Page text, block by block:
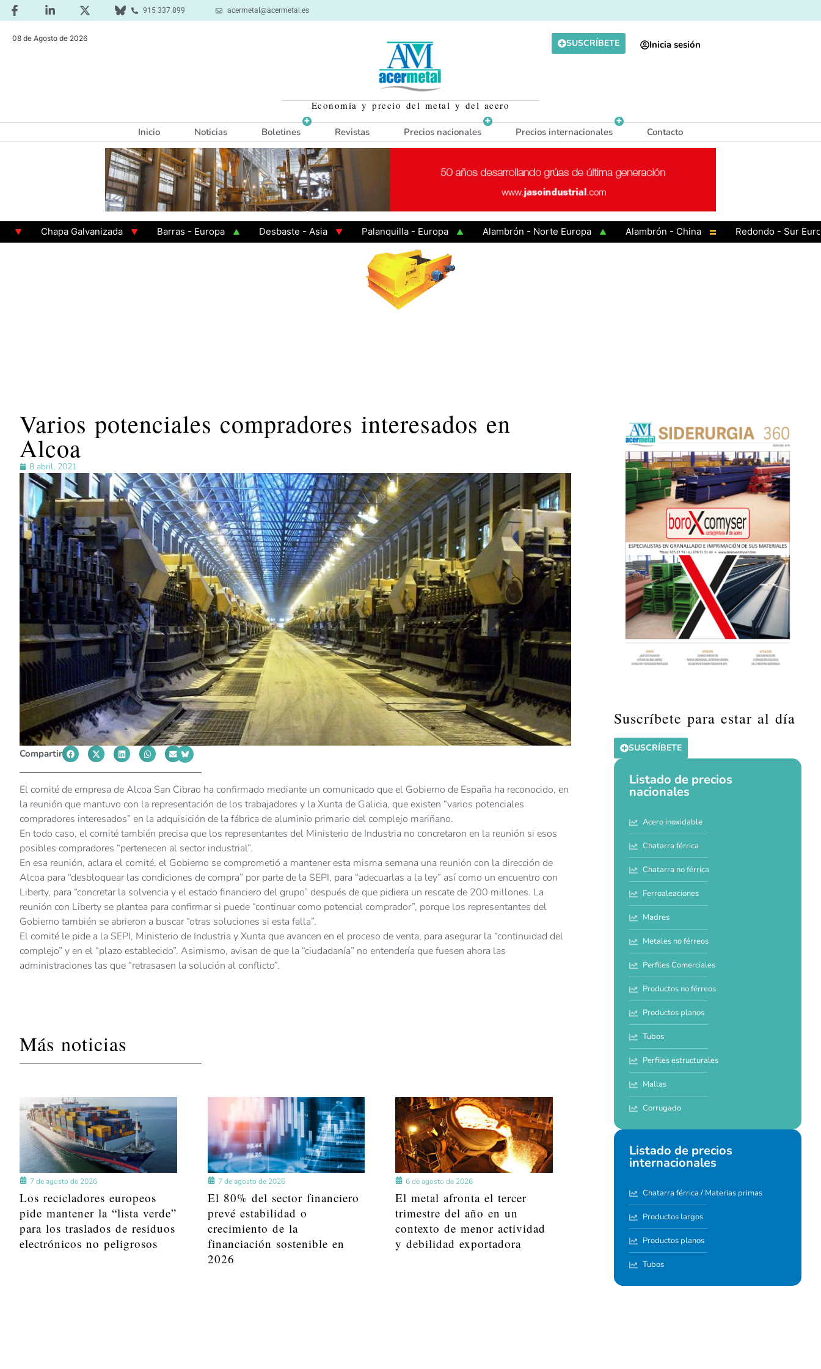
915 337 899 acermetal@acermetal.es
08 de Agosto de 2026
Economía y precio del metal y del acero
SUSCRÍBETE Inicia sesión
Inicio Noticias Boletines Revistas Precios nacionales Precios internacionales Contacto
Chapa Galvanizada Barras - Europa Desbaste - Asia Palanquilla - Europa Alambrón - Norte Europa Alambrón - China
Redondo - Sur Europa
Varios potenciales compradores interesados en
Alcoa
8 abril, 2021
Compartir
El comité de empresa de Alcoa San Cibrao ha confirmado mediante un comunicado que el Gobierno de España ha reconocido, en
la reunión que mantuvo con la representación de los trabajadores y la Xunta de Galicia, que existen “varios potenciales
compradores interesados” en la adquisición de la fábrica de aluminio primario del complejo mariñano.
En todo caso, el comité también precisa que los representantes del Ministerio de Industria no concretaron en la reunión si esos
posibles compradores “pertenecen al sector industrial”.
En esa reunión, aclara el comité, el Gobierno se comprometió a mantener esta misma semana una reunión con la dirección de
Alcoa para “desbloquear las condiciones de compra” por parte de la SEPI, para “adecuarlas a la ley” así como un encuentro con
Liberty, para “concretar la solvencia y el estado financiero del grupo” después de que pidiera un rescate de 200 millones. La
reunión con Liberty se plantea para confirmar si puede “continuar como potencial comprador”, porque los representantes del
Gobierno también se abrieron a buscar “otras soluciones si esta falla”.
El comité le pide a la SEPI, Ministerio de Industria y Xunta que avancen en el proceso de venta, para asegurar la “continuidad del
complejo” y en el “plazo establecido”. Asimismo, avisan de que la “ciudadanía” no entendería que fuesen ahora las
administraciones las que “retrasasen la solución al conflicto”.
Más noticias
7 de agosto de 2026
Los recicladores europeos
pide mantener la “lista verde”
para los traslados de residuos
electrónicos no peligrosos
7 de agosto de 2026
El 80% del sector financiero
prevé estabilidad o
crecimiento de la
financiación sostenible en
2026
6 de agosto de 2026
El metal afronta el tercer
trimestre del año en un
contexto de menor actividad
y debilidad exportadora
Suscríbete para estar al día
SUSCRÍBETE
Listado de precios
nacionales
Acero inoxidable
Chatarra férrica
Chatarra no férrica
Ferroaleaciones
Madres
Metales no férreos
Perfiles Comerciales
Productos no férreos
Productos planos
Tubos
Perfiles estructurales
Mallas
Corrugado
Listado de precios
internacionales
Chatarra férrica / Materias primas
Productos largos
Productos planos
Tubos